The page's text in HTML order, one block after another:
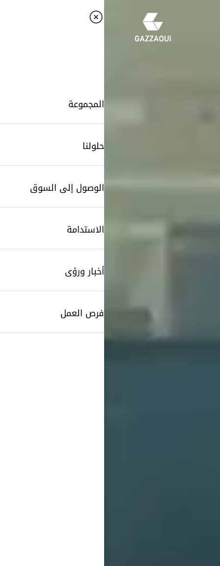
المجموعة
حلولنا
الوصول إلى السوق
الاستدامة
أخبار ورؤى
فرص العمل